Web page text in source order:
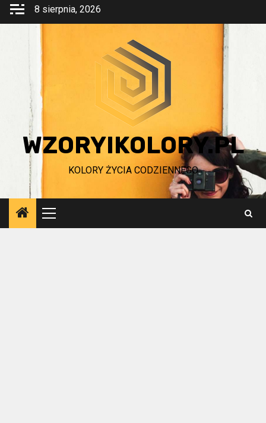
Przejdź
8 sierpnia, 2026
WZORYIKOLORY.PL
KOLORY ŻYCIA CODZIENNEGO
Menu
główne